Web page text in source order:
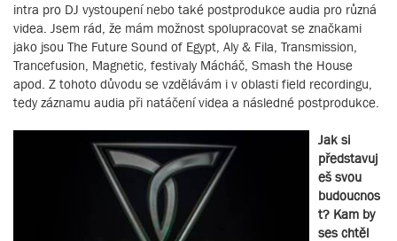
intra pro DJ vystoupení nebo také postprodukce audia pro různá
videa. Jsem rád, že mám možnost spolupracovat se značkami
jako jsou The Future Sound of Egypt, Aly & Fila, Transmission,
Trancefusion, Magnetic, festivaly Mácháč, Smash the House
apod. Z tohoto důvodu se vzdělávám i v oblasti field recordingu,
tedy záznamu audia při natáčení videa a následné postprodukce.
Jak si
představuj
eš svou
budoucnos
t? Kam by
ses chtěl